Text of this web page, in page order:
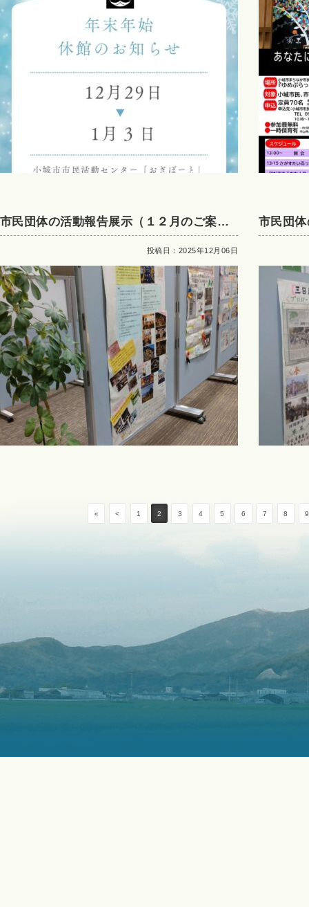
まち？」
市民団体の活動報告展示（１２月のご案
投稿日：2025年12月06日
市民団
« < 1 2 3 4 5 6 7 8 9